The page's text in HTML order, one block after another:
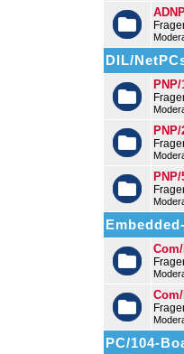
DIL/
PNP/
PNP/
PNP/
Com/
PC/104-